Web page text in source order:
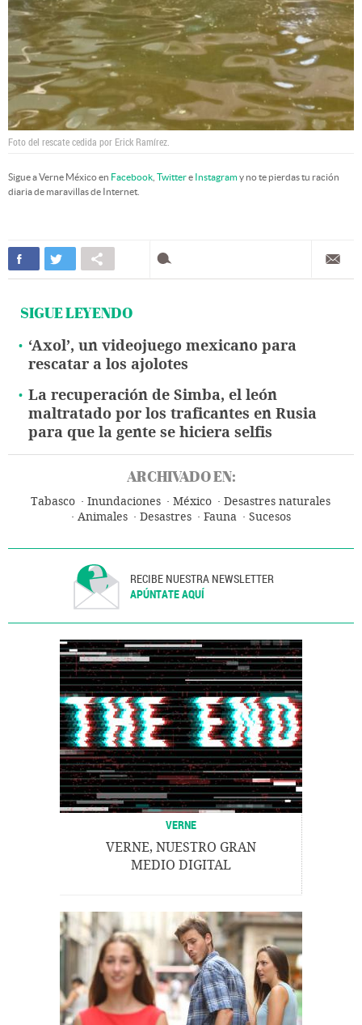
Foto del rescate cedida por Erick Ramírez.
Sigue a Verne México en Facebook Twittere Instagramy no te pierdas tu ración
diaria de maravillas de Internet.
SIGUE LEYENDO
‘Axol’, un videojuego mexicano para
rescatar a los ajolotes
La recuperación de Simba, el león
maltratado por los traficantes en Rusia
para que la gente se hiciera selfis
ARCHIVADO EN:
Tabasco Inundaciones México
Desastres naturales
Animales
Desastres Fauna Sucesos
RECIBE NUESTRA NEWSLETTER
APÚNTATE AQUÍ
VERNE
VERNE, NUESTRO GRAN
MEDIO DIGITAL